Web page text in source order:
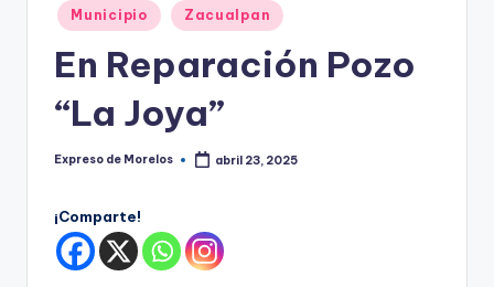
el
Publicado
en
Municipio Zacualpan
En Reparación Pozo
“La Joya”
Publicado
Expreso de Morelos abril 23, 2025
¡Comparte!